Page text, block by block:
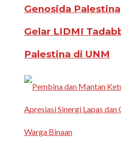
Genosida
Gelar LIDMI
Palestina di UNM